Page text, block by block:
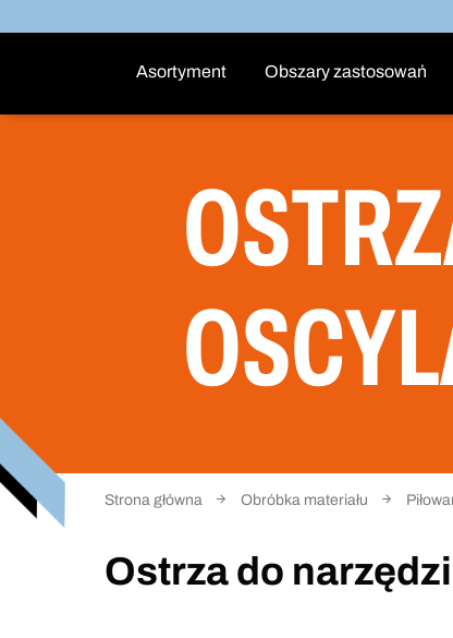
Asortyment Obszary zastosowań
Strona główna Obróbka materiału
Ostrza do